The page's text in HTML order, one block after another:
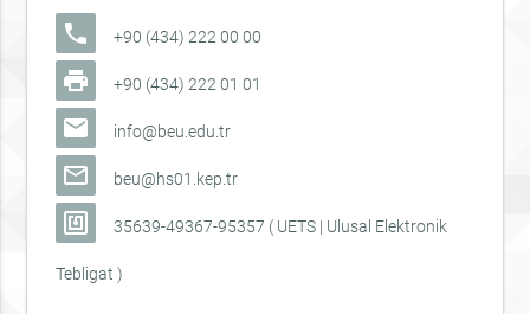
phone +90 (434) 222 00 00
print +90 (434) 222 01 01
mail info@beu.edu.tr
mail_outline beu@hs01.kep.tr
nfc 35639-49367-95357 ( UETS | Ulusal Elektronik
Tebligat )